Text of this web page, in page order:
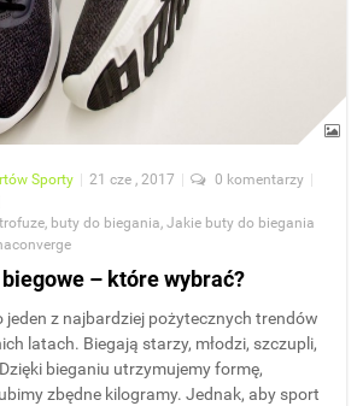
Sporty | 21 cze , 2017 | 0 komentarzy |
buty do biegania Jakie buty do biegania
– które wybrać?
jeden z najbardziej pożytecznych trendów
latach. Biegają starzy, młodzi, szczupli,
bieganiu utrzymujemy formę,
zbędne kilogramy. Jednak, aby sport